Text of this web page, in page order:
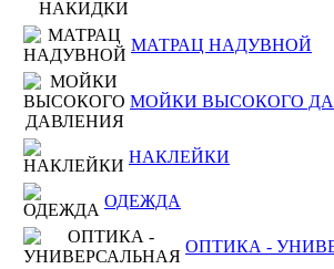
МАТРАЦ НАДУВНОЙ
МОЙКИ ВЫСОКОГО
НАКЛЕЙКИ
ОДЕЖДА
ОПТИКА -